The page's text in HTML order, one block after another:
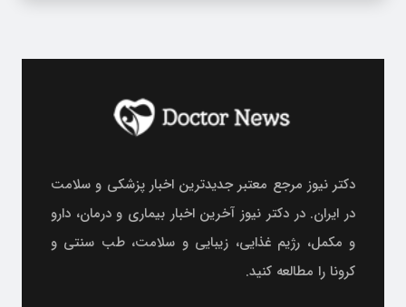
دکتر نیوز مرجع معتبر جدیدترین اخبار پزشکی و سلامت
در ایران. در دکتر نیوز آخرین اخبار بیماری و درمان، دارو
و مکمل، رژیم غذایی، زیبایی و سلامت، طب سنتی و
کرونا را مطالعه کنید.